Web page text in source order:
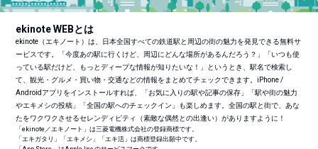
ekinote WEBとは
ekinote（エキノート）は、日本全国すべての鉄道駅と周辺の街の魅力を発見できる無料サ
ービスです。「今度あの駅に行くけど、周辺にどんな場所があるんだろう？」「いつも使
っている駅だけど、もっとディープな情報が知りたいな！」というとき、駅名で検索し
て、観光・グルメ・買い物・交通などの情報をまとめてチェックできます。iPhone /
Androidアプリをインストールすれば、「お気に入りの駅や記事の保存」「駅や街の魅力
やエキメシの投稿」「全国の駅へのチェックイン」も楽しめます。全国の駅と街で、あな
たをワクワクさせるセレンディピティ（素敵な偶然との出逢い）がありますように！
「ekinote／エキノート」は三菱電機株式会社の登録商標です。
「エキガタリ」「エキメシ」「エキ活」は商標登録出願中です。